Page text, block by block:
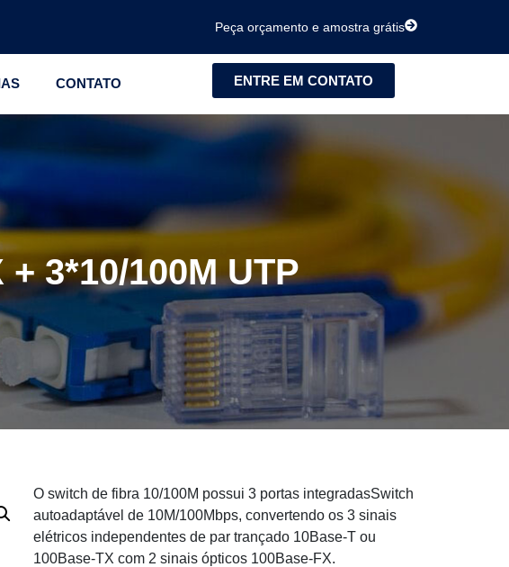
Peça orçamento e amostra grátis
CONTATO ENTRE EM CONTATO
3*10/100M UTP
O switch de fibra 10/100M possui 3 portas integradasSwitch
autoadaptável de 10M/100Mbps, convertendo os 3 sinais
elétricos independentes de par trançado 10Base-T ou
100Base-TX com 2 sinais ópticos 100Base-FX.